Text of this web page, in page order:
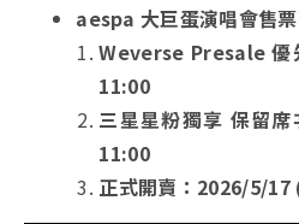
aespa 大巨蛋演唱會售票
Weverse Presale
11:00
三星星粉獨享 保留
11:00
正式開賣：2026/5/17